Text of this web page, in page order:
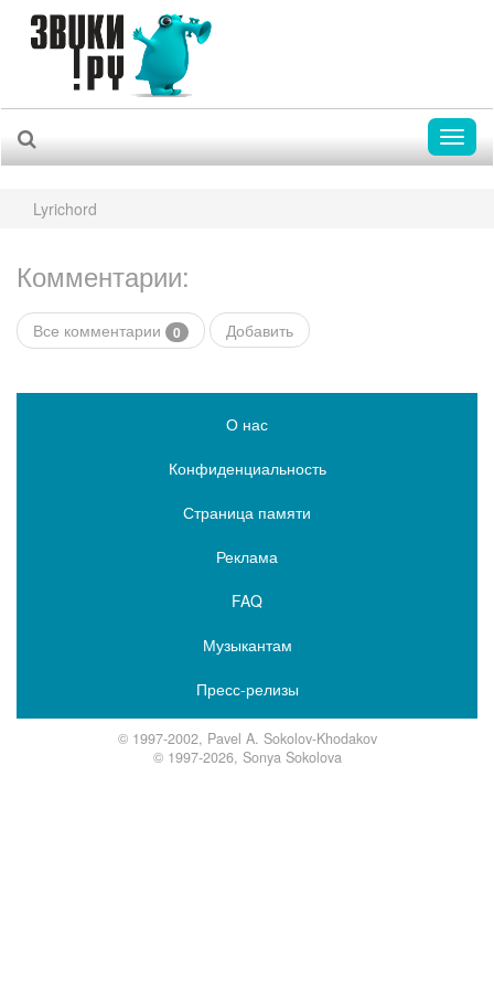
Lyrichord
Комментарии:
Все комментарии 0 Добавить
О нас
Конфиденциальность
Страница памяти
Реклама
FAQ
Музыкантам
Пресс-релизы
© 1997-2002, Pavel A. Sokolov-Khodakov
© 1997-2026, Sonya Sokolova